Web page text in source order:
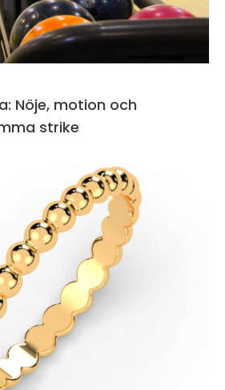
Nöje, motion och
strike